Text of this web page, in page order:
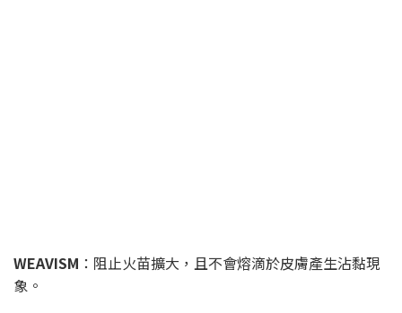
WEAVISM ：阻止火苗擴大，且不會熔滴於皮膚產生沾黏現
象。